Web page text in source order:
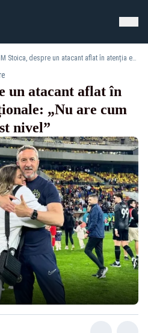
MM Stoica, despre un atacant aflat în atenția echipei naționale: „Nu are cum să confirme la acest nivel”
un atacant aflat în
„Nu are cum
nivel”